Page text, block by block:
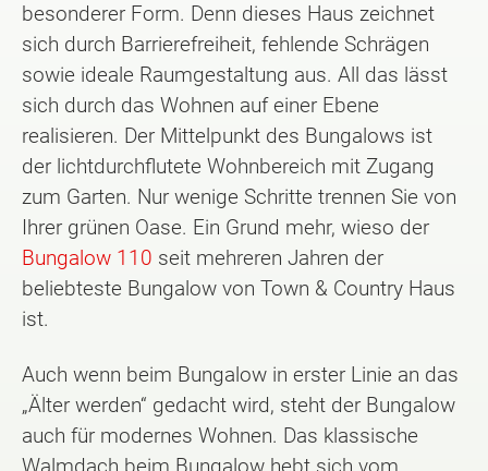
besonderer Form. Denn dieses Haus zeichnet
sich durch Barrierefreiheit, fehlende Schrägen
sowie ideale Raumgestaltung aus. All das lässt
sich durch das Wohnen auf einer Ebene
realisieren. Der Mittelpunkt des Bungalows ist
der lichtdurchflutete Wohnbereich mit Zugang
zum Garten. Nur wenige Schritte trennen Sie von
Ihrer grünen Oase. Ein Grund mehr, wieso der
Bungalow 110 seit mehreren Jahren der
beliebteste Bungalow von Town & Country Haus
ist.
Auch wenn beim Bungalow in erster Linie an das
„Älter werden“ gedacht wird, steht der Bungalow
auch für modernes Wohnen. Das klassische
Walmdach beim Bungalow hebt sich vom